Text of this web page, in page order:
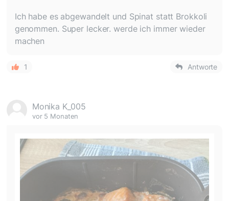
Ich habe es abgewandelt und Spinat statt Brokkoli
genommen. Super lecker. werde ich immer wieder
machen
1 Antworte
Monika K_005
vor 5 Monaten